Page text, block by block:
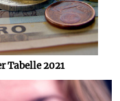
Tabelle 2021